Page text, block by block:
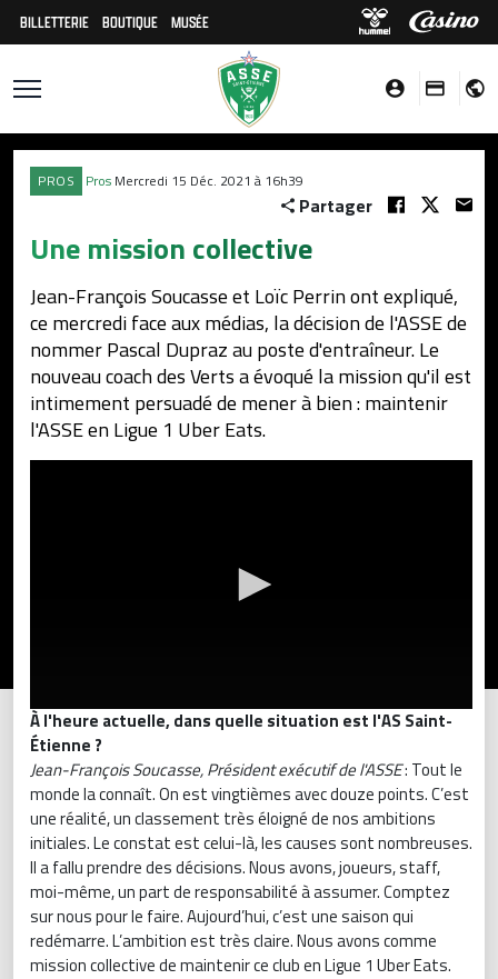
BILLETTERIE BOUTIQUE MUSÉE
PROS Pros Mercredi 15 Déc. 2021 à 16h39
Partager
Une mission collective
Jean-François Soucasse et Loïc Perrin ont expliqué,
ce mercredi face aux médias, la décision de l'ASSE de
nommer Pascal Dupraz au poste d'entraîneur. Le
nouveau coach des Verts a évoqué la mission qu'il est
intimement persuadé de mener à bien : maintenir
l'ASSE en Ligue 1 Uber Eats.
À l'heure actuelle, dans quelle situation est l'AS Saint-
Étienne ?
Jean-François Soucasse, Président exécutif de l'ASSE: Tout le
monde la connaît. On est vingtièmes avec douze points. C’est
une réalité, un classement très éloigné de nos ambitions
initiales. Le constat est celui-là, les causes sont nombreuses.
Il a fallu prendre des décisions. Nous avons, joueurs, staff,
moi-même, un part de responsabilité à assumer. Comptez
sur nous pour le faire. Aujourd’hui, c’est une saison qui
redémarre. L’ambition est très claire. Nous avons comme
mission collective de maintenir ce club en Ligue 1 Uber Eats.